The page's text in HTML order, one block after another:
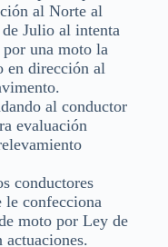
al Norte al
Julio al intenta
una moto la
en dirección al
al conductor
evaluación
conductores
le confecciona
moto por Ley de